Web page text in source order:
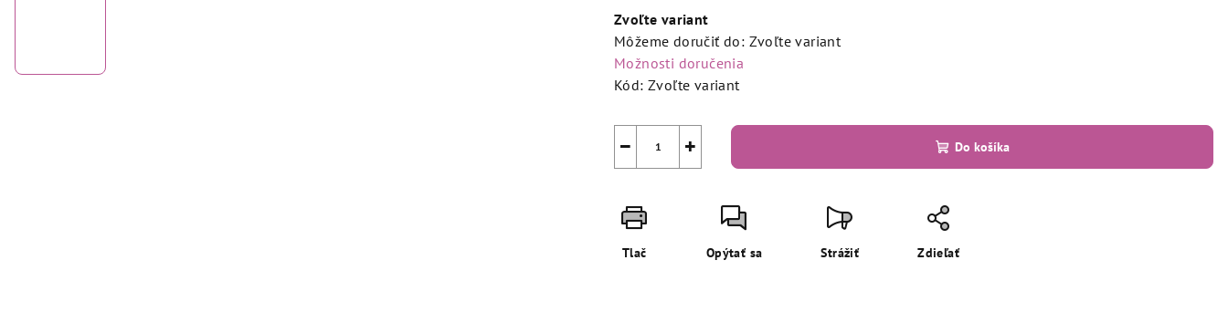
cena:
Zvoľte variant
Môžeme doručiť do: Zvoľte variant
Možnosti doručenia
Kód: Zvoľte variant
+
− Do košíka
Tlač Opýtať sa Strážiť Zdieľať